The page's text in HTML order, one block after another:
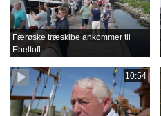
Færøske træskibe ankommer til
Ebeltoft
10:54